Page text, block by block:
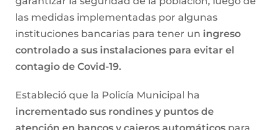
las medidas implementadas por algunas
instituciones bancarias para tener un ingreso
controlado a sus instalaciones para evitar el
contagio de Covid-19.
Estableció que la Policía Municipal ha
incrementado sus rondines y puntos de